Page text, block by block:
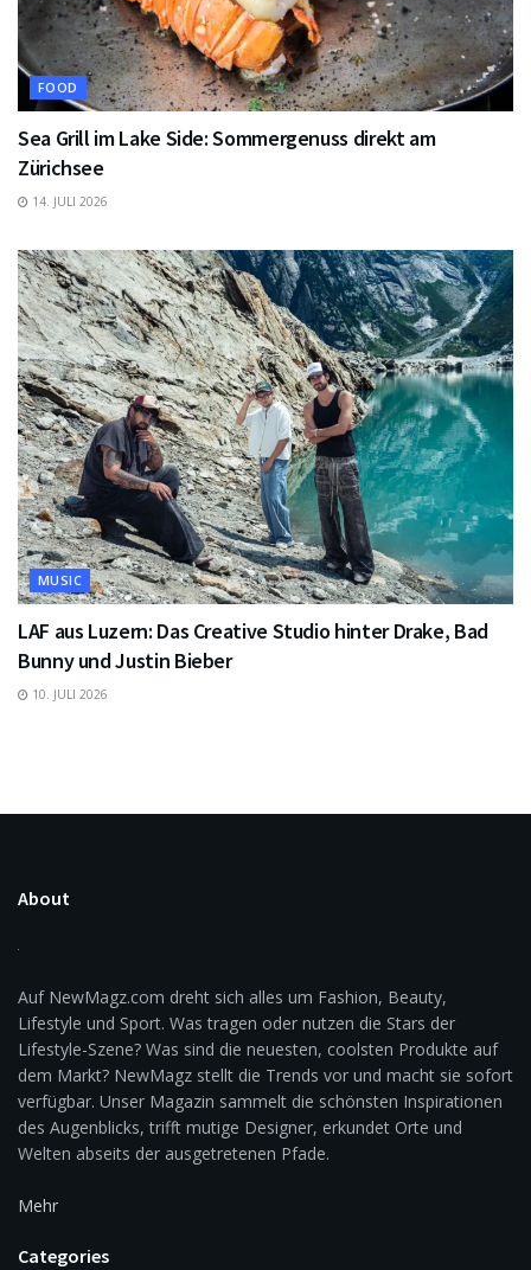
FOOD
Sea Grill im Lake Side: Sommergenuss direkt am
Zürichsee
14. JULI 2026
MUSIC
LAF aus Luzern: Das Creative Studio hinter Drake, Bad
Bunny und Justin Bieber
10. JULI 2026
About
Auf NewMagz.com dreht sich alles um Fashion, Beauty,
Lifestyle und Sport. Was tragen oder nutzen die Stars der
Lifestyle-Szene? Was sind die neuesten, coolsten Produkte auf
dem Markt? NewMagz stellt die Trends vor und macht sie sofort
verfügbar. Unser Magazin sammelt die schönsten Inspirationen
des Augenblicks, trifft mutige Designer, erkundet Orte und
Welten abseits der ausgetretenen Pfade.
Mehr
Categories